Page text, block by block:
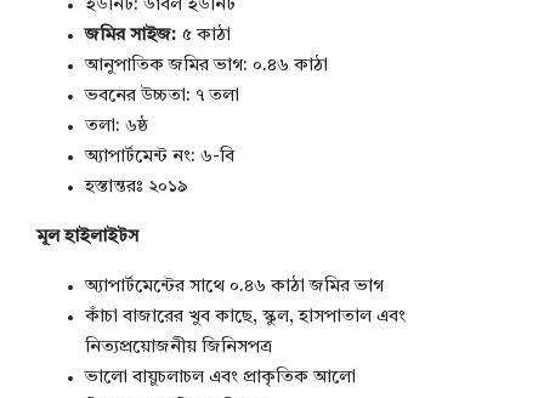
ইউনিট: ডাবল ইউনিট
জমির সাইজ: ৫ কাঠা
আনুপাতিক জমির ভাগ: ০.৪৬ কাঠা
ভবনের উচ্চতা: ৭ তলা
তলা: ৬ষ্ঠ
অ্যাপার্টমেন্ট নং: ৬-বি
হস্তান্তরঃ ২০১৯
মূল হাইলাইটস
অ্যাপার্টমেন্টের সাথে ০.৪৬ কাঠা জমির ভাগ
কাঁচা বাজারের খুব কাছে, স্কুল, হাসপাতাল এবং
নিত্যপ্রয়োজনীয় জিনিসপত্র
ভালো বায়ুচলাচল এবং প্রাকৃতিক আলো